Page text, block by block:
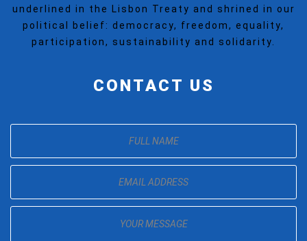
underlined in the Lisbon Treaty and shrined in our
political belief: democracy, freedom, equality,
participation, sustainability and solidarity.
CONTACT US